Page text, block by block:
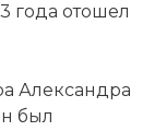
года отошел
Александра
был